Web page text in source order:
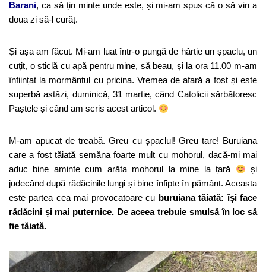
Barani, ca să țin minte unde este, și mi-am spus că o să vin a
doua zi să-l curăț.
Și așa am făcut. Mi-am luat într-o pungă de hârtie un șpaclu, un
cuțit, o sticlă cu apă pentru mine, să beau, și la ora 11.00 m-am
înființat la mormântul cu pricina. Vremea de afară a fost și este
superbă astăzi, duminică, 31 martie, când Catolicii sărbătoresc
Paștele și când am scris acest articol.
M-am apucat de treabă. Greu cu șpaclul! Greu tare! Buruiana
care a fost tăiată semăna foarte mult cu mohorul, dacă-mi mai
aduc bine aminte cum arăta mohorul la mine la țară
și
judecând după rădăcinile lungi și bine înfipte în pământ. Aceasta
este partea cea mai provocatoare cu buruiana tăiată: își face
rădăcini și mai puternice. De aceea trebuie smulsă în loc să
fie tăiată.